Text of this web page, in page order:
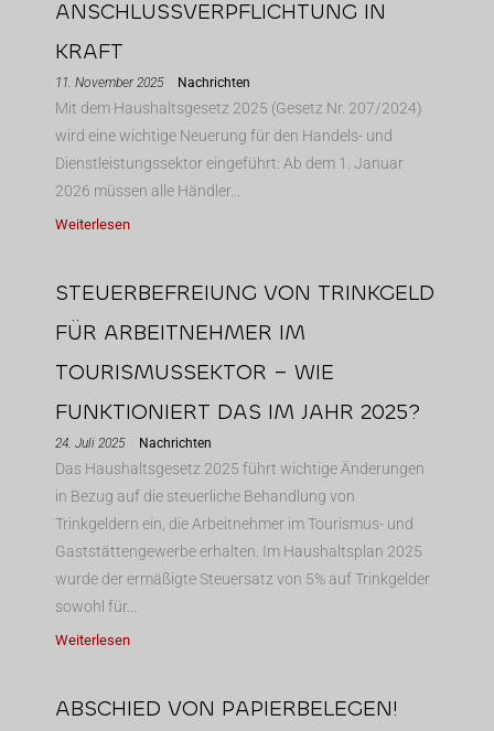
ANSCHLUSSVERPFLICHTUNG IN
KRAFT
11. November 2025 Nachrichten
Mit dem Haushaltsgesetz 2025 (Gesetz Nr. 207/2024)
wird eine wichtige Neuerung für den Handels- und
Dienstleistungssektor eingeführt: Ab dem 1. Januar
2026 müssen alle Händler...
Weiterlesen
STEUERBEFREIUNG VON TRINKGELD
FÜR ARBEITNEHMER IM
TOURISMUSSEKTOR – WIE
FUNKTIONIERT DAS IM JAHR 2025?
24. Juli 2025 Nachrichten
Das Haushaltsgesetz 2025 führt wichtige Änderungen
in Bezug auf die steuerliche Behandlung von
Trinkgeldern ein, die Arbeitnehmer im Tourismus- und
Gaststättengewerbe erhalten. Im Haushaltsplan 2025
wurde der ermäßigte Steuersatz von 5% auf Trinkgelder
sowohl für...
Weiterlesen
ABSCHIED VON PAPIERBELEGEN!